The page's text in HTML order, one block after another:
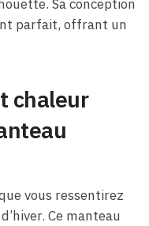
Sa conception
parfait, offrant un
chaleur
vous ressentirez
d’hiver. Ce manteau